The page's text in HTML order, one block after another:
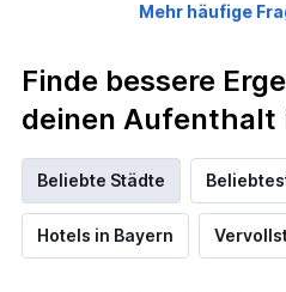
Mehr häufige
Finde bessere
deinen Aufenthalt
Beliebte Städte
Hotels in Bayern